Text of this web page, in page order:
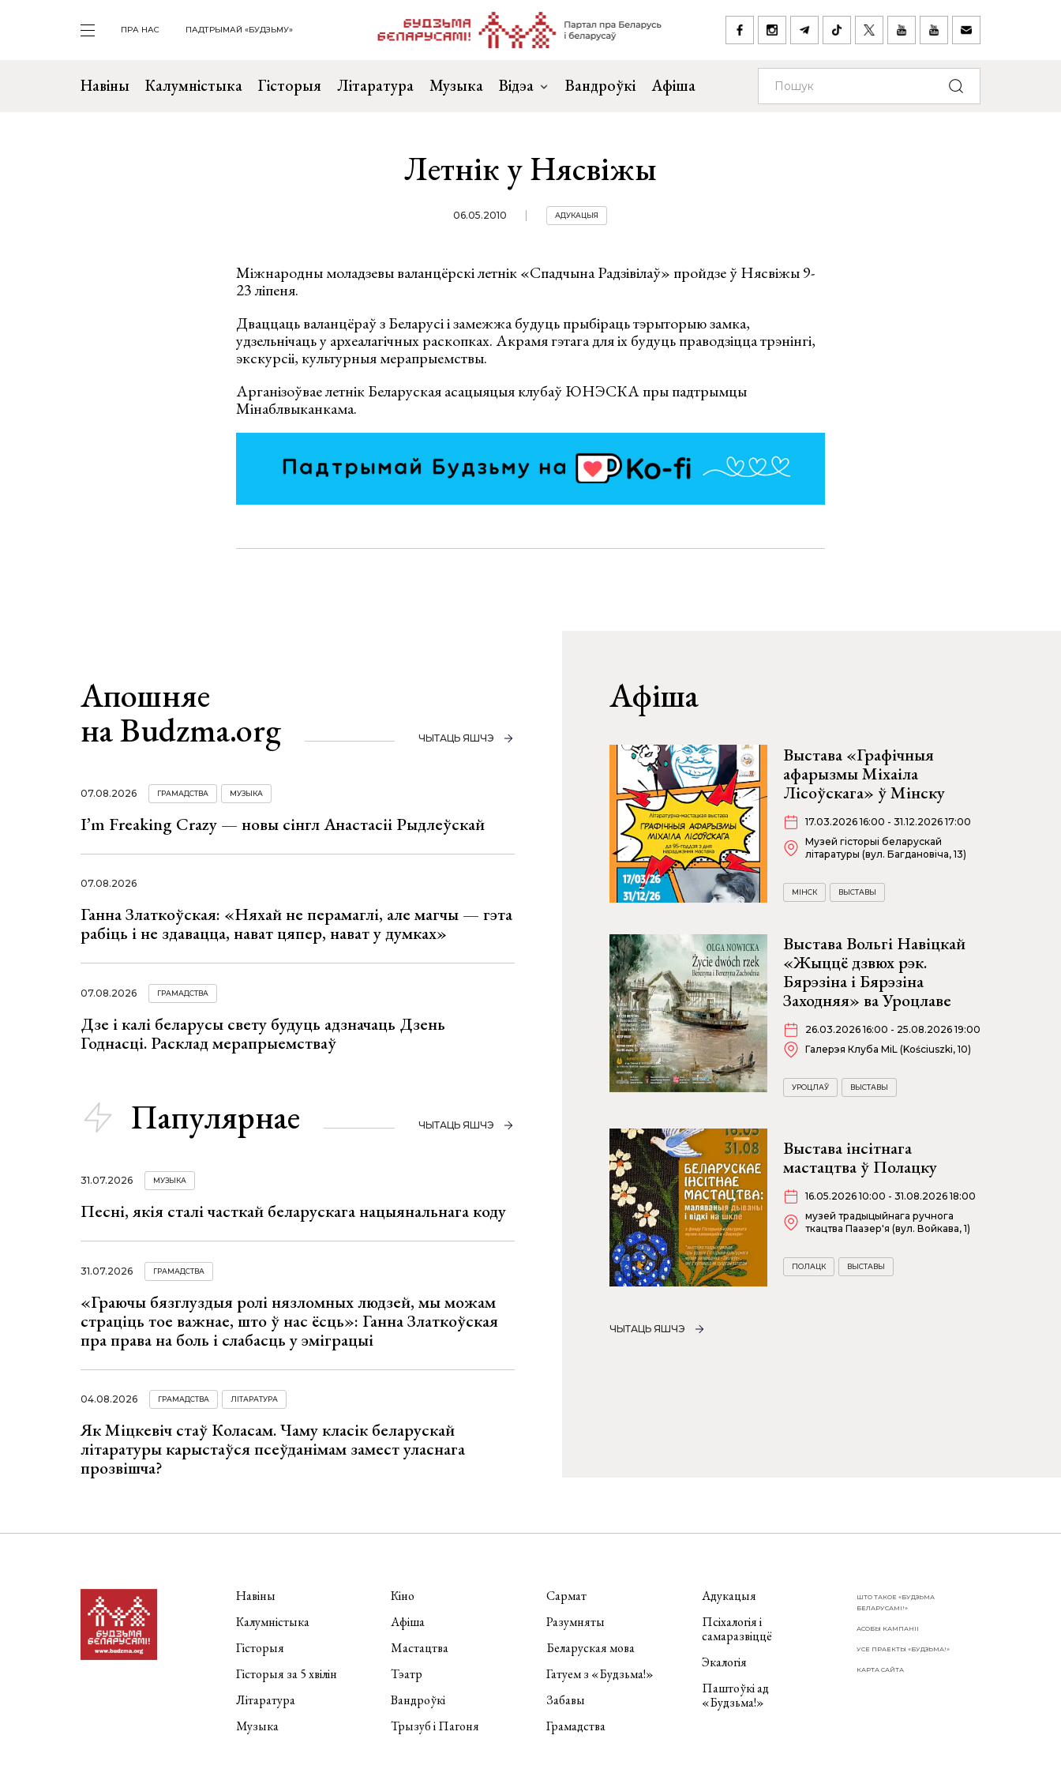
ПРА НАС ПАДТРЫМАЙ «БУДЗЬМУ»
Навіны Калумністыка Гісторыя Літаратура Музыка Відэа Вандроўкі Афіша
Летнік у Нясвіжы
06.05.2010 АДУКАЦЫЯ
Міжнародны моладзевы валанцёрскі летнік «Спадчына Радзівілаў» пройдзе ў Нясвіжы 9-
23 ліпеня.
Дваццаць валанцёраў з Беларусі і замежжа будуць прыбіраць тэрыторыю замка,
удзельнічаць у археалагічных раскопках. Акрамя гэтага для іх будуць праводзіцца трэнінгі,
экскурсіі, культурныя мерапрыемствы.
Арганізоўвае летнік Беларуская асацыяцыя клубаў ЮНЭСКА пры падтрымцы
Мінаблвыканкама.
Апошняе
на Budzma.org
ЧЫТАЦЬ ЯШЧЭ
07.08.2026 ГРАМАДСТВА МУЗЫКА
I’m Freaking Crazy — новы сінгл Анастасіі Рыдлеўскай
07.08.2026
Ганна Златкоўская: «Няхай не перамаглі, але магчы — гэта
рабіць і не здавацца, нават цяпер, нават у думках»
07.08.2026 ГРАМАДСТВА
Дзе і калі беларусы свету будуць адзначаць Дзень
Годнасці. Расклад мерапрыемстваў
Папулярнае ЧЫТАЦЬ ЯШЧЭ
31.07.2026 МУЗЫКА
Песні, якія сталі часткай беларускага нацыянальнага коду
31.07.2026 ГРАМАДСТВА
«Граючы бязглуздыя ролі нязломных людзей, мы можам
страціць тое важнае, што ў нас ёсць»: Ганна Златкоўская
пра права на боль і слабасць у эміграцыі
04.08.2026 ГРАМАДСТВА ЛІТАРАТУРА
Як Міцкевіч стаў Коласам. Чаму класік беларускай
літаратуры карыстаўся псеўданімам замест уласнага
прозвішча?
Афіша
Выстава «Графічныя
афарызмы Міхаіла
Лісоўскага» ў Мінску
17.03.2026 16:00 - 31.12.2026 17:00
Музей гісторыі беларускай
літаратуры (вул. Багдановіча, 13)
МІНСК ВЫСТАВЫ
Выстава Вольгі Навіцкай
«Жыццё дзвюх рэк.
Бярэзіна і Бярэзіна
Заходняя» ва Уроцлаве
26.03.2026 16:00 - 25.08.2026 19:00
Галерэя Клуба MiL (Kościuszki, 10)
УРОЦЛАЎ ВЫСТАВЫ
Выстава інсітнага
мастацтва ў Полацку
16.05.2026 10:00 - 31.08.2026 18:00
музей традыцыйнага ручнога
ткацтва Паазер'я (вул. Войкава, 1)
ПОЛАЦК ВЫСТАВЫ
ЧЫТАЦЬ ЯШЧЭ
Навіны
Калумністыка
Гісторыя
Гісторыя за 5 хвілін
Літаратура
Музыка
Кіно
Афіша
Мастацтва
Тэатр
Вандроўкі
Трызуб і Пагоня
Сармат
Разумняты
Беларуская мова
Гатуем з «Будзьма!»
Забавы
Грамадства
Адукацыя
Псіхалогія і
самаразвіццё
Экалогія
Паштоўкі ад
«Будзьма!»
ШТО ТАКОЕ «БУДЗЬМА
БЕЛАРУСАМІ!»
АСОБЫ КАМПАНІІ
УСЕ ПРАЕКТЫ «БУДЗЬМА!»
КАРТА САЙТА